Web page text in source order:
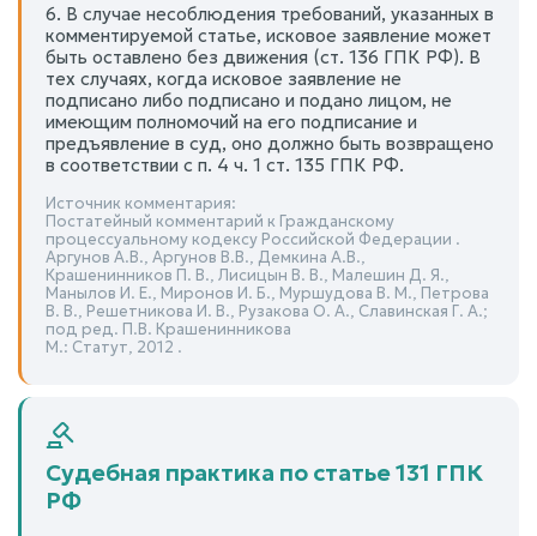
6. В случае несоблюдения требований, указанных в
комментируемой статье, исковое заявление может
быть оставлено без движения (ст. 136 ГПК РФ). В
тех случаях, когда исковое заявление не
подписано либо подписано и подано лицом, не
имеющим полномочий на его подписание и
предъявление в суд, оно должно быть возвращено
в соответствии с п. 4 ч. 1 ст. 135 ГПК РФ.
Источник комментария:
Постатейный комментарий к Гражданскому
процессуальному кодексу Российской Федерации .
Аргунов А.В., Аргунов В.В., Демкина А.В.,
Крашенинников П. В., Лисицын В. В., Малешин Д. Я.,
Манылов И. Е., Миронов И. Б., Муршудова В. М., Петрова
В. В., Решетникова И. В., Рузакова О. А., Славинская Г. А.;
под ред. П.В. Крашенинникова
М.: Статут, 2012 .
Судебная практика по статье 131 ГПК
РФ